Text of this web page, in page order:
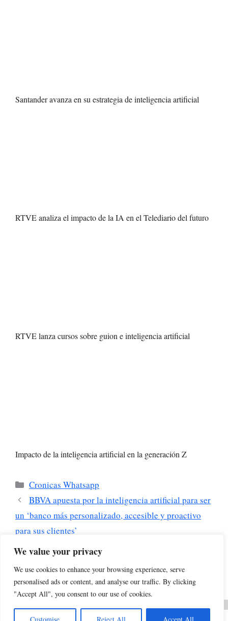
We value your privacy
We use cookies to enhance your browsing experience, serve
personalised ads or content, and analyse our traffic. By clicking
"Accept All", you consent to our use of cookies.
Santander avanza en su estrategia de inteligencia artificial
RTVE analiza el impacto de la IA en el Telediario del futuro
RTVE lanza cursos sobre guion e inteligencia artificial
Impacto de la inteligencia artificial en la generación Z
Categorías
Cronicas Whatsapp
BBVA apuesta por la inteligencia artificial para ser
un ‘banco más personalizado, accesible y proactivo
para sus clientes’
Europa amplía su apuesta por los chips: de atraer
foco en la IA